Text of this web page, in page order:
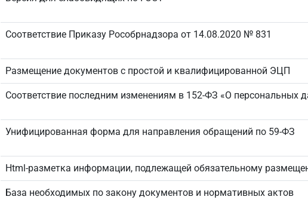
Соответствие Приказу Рособрнадзора от 14.08.2020 № 831
Размещение документов с простой и квалифицированной ЭЦП
Соответствие последним изменениям в 152-ФЗ «О персональных
Унифицированная форма для направления обращений по 59-ФЗ
Html-разметка информации, подлежащей обязательному
База необходимых по закону документов и нормативных актов